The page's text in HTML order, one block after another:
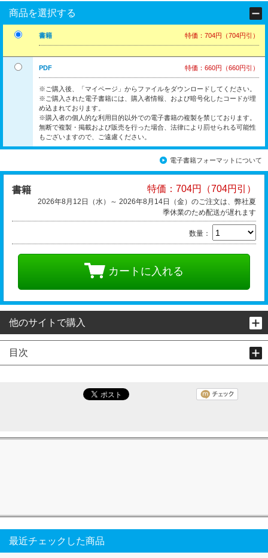
商品を選択する
書籍 特価：704円（704円引）
PDF 特価：660円（660円引）
※ご購入後、「マイページ」からファイルをダウンロードしてください。
※ご購入された電子書籍には、購入者情報、および暗号化したコードが埋
め込まれております。
※購入者の個人的な利用目的以外での電子書籍の複製を禁じております。
無断で複製・掲載および販売を行った場合、法律により罰せられる可能性
もございますので、ご遠慮ください。
電子書籍フォーマットについて
書籍 特価：704円（704円引）
2026年8月12日（水）～ 2026年8月14日（金）のご注文は、弊社夏
季休業のため配送が遅れます
数量：
カートに入れる
他のサイトで購入
目次
最近チェックした商品